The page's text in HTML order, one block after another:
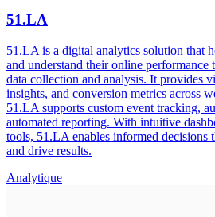
51.LA
51.LA is a digital analytics solution that
and understand their online performance
data collection and analysis. It provides
insights, and conversion metrics across
51.LA supports custom event tracking,
automated reporting. With intuitive
tools, 51.LA enables informed decisions
and drive results.
Analytique